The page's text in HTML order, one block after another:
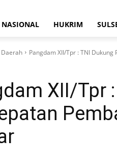
NASIONAL HUKRIM
Pangdam XII/Tpr : TNI
XII/Tpr